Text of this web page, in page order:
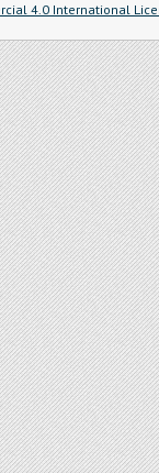
4.0 International